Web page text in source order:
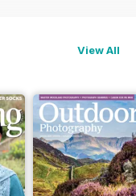
View All